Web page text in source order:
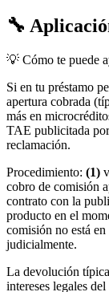
🔧
💡 Cómo te puede
Si en tu préstamo
apertura cobrada
más en
TAE publicitada
reclamación.
Procedimiento: (1)
cobro de comisión
contrato con la
producto en el
comisión no está
judicialmente.
La devolución
intereses legales